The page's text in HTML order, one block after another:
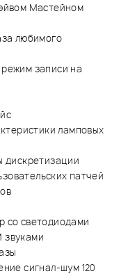
Мастейном
любимого
записи на
ламповых
дискретизации
патчей
со светодиодами
звуками
сигнал-шум 120